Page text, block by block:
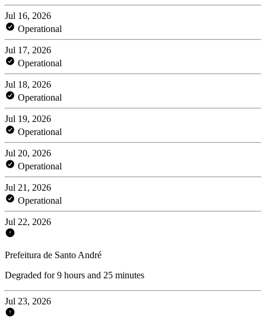
Jul 16, 2026
Operational
Jul 17, 2026
Operational
Jul 18, 2026
Operational
Jul 19, 2026
Operational
Jul 20, 2026
Operational
Jul 21, 2026
Operational
Jul 22, 2026
Prefeitura de Santo André
Degraded for 9 hours and 25 minutes
Jul 23, 2026